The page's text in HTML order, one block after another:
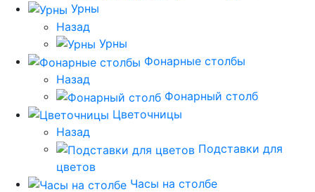
Урны
Назад
Урны
Фонарные столбы
Назад
Фонарный столб
Цветочницы
Назад
Подставки для
цветов
Часы на столбе